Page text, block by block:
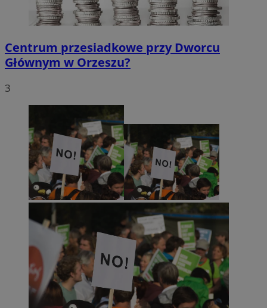
Centrum przesiadkowe przy Dworcu
Głównym w Orzeszu?
3